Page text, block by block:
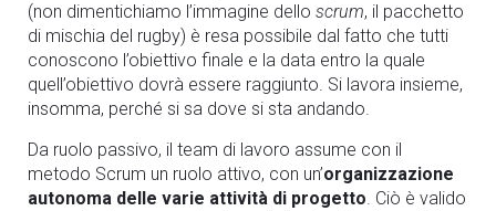
(non dimentichiamo l’immagine dello scrum, il pacchetto
di mischia del rugby) è resa possibile dal fatto che tutti
conoscono l’obiettivo finale e la data entro la quale
quell’obiettivo dovrà essere raggiunto. Si lavora insieme,
insomma, perché si sa dove si sta andando.
Da ruolo passivo, il team di lavoro assume con il
metodo Scrum un ruolo attivo, con un’organizzazione
autonoma delle varie attività di progetto. Ciò è valido